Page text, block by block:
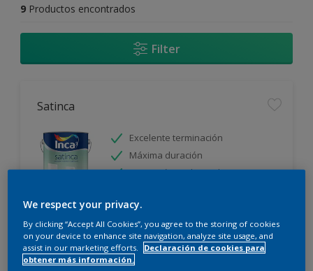
9 Productos encontrados
Filter
Satinca
Excelente terminación
Máxima duración
Protección prolongada
Sólo disponible en tienda
We respect your privacy.
By clicking “Accept All Cookies”, you agree to the storing of cookies
on your device to enhance site navigation, analyze site usage, and
assist in our marketing efforts.
Declaración de cookies para
obtener más información.